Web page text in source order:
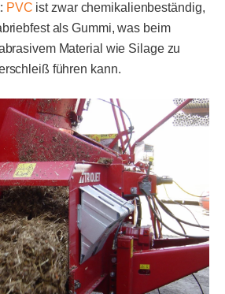
: PVC ist zwar chemikalienbeständig,
als Gummi, was beim
Material wie Silage zu
führen kann.